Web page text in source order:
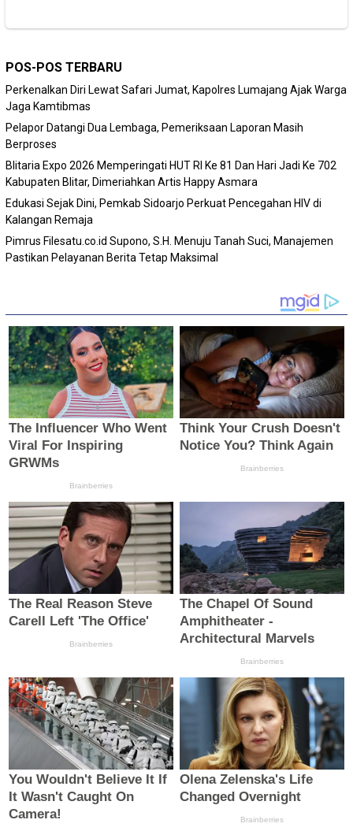
POS-POS TERBARU
Perkenalkan Diri Lewat Safari Jumat, Kapolres Lumajang Ajak Warga
Jaga Kamtibmas
Pelapor Datangi Dua Lembaga, Pemeriksaan Laporan Masih
Berproses
Blitaria Expo 2026 Memperingati HUT RI Ke 81 Dan Hari Jadi Ke 702
Kabupaten Blitar, Dimeriahkan Artis Happy Asmara
Edukasi Sejak Dini, Pemkab Sidoarjo Perkuat Pencegahan HIV di
Kalangan Remaja
Pimrus Filesatu.co.id Supono, S.H. Menuju Tanah Suci, Manajemen
Pastikan Pelayanan Berita Tetap Maksimal